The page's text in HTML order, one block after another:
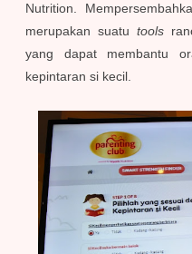
Nutrition.
merupakan suatu tools
yang dapat membantu
kepintaran si kecil.